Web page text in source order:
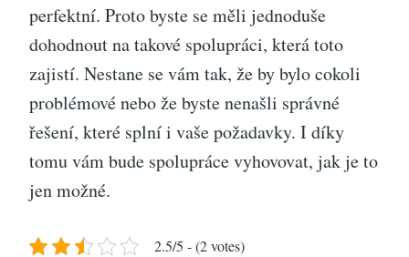
perfektní. Proto byste se měli jednoduše
dohodnout na takové spolupráci, která toto
zajistí. Nestane se vám tak, že by bylo cokoli
problémové nebo že byste nenašli správné
řešení, které splní i vaše požadavky. I díky
tomu vám bude spolupráce vyhovovat, jak je to
jen možné.
2.5/5 - (2 votes)